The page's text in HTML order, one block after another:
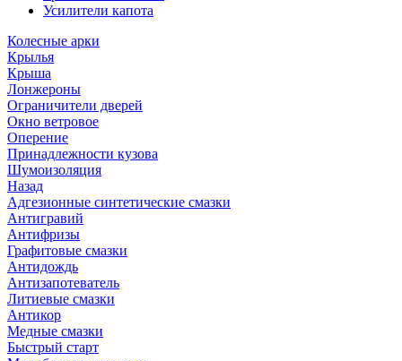
Усилители капота
Колесные арки
Крылья
Крыша
Лонжероны
Ограничители дверей
Окно ветровое
Оперение
Принадлежности кузова
Шумоизоляция
Назад
Адгезионные синтетические смазки
Антигравий
Антифризы
Графитовые смазки
Антидождь
Антизапотеватель
Литиевые смазки
Антикор
Медные смазки
Быстрый старт